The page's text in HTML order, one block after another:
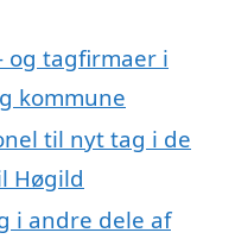
og tagfirmaer i
kommune
til nyt tag i de
Høgild
i andre dele af